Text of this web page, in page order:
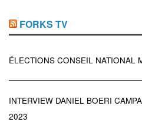
FORKS TV
ÉLECTIONS CONSEIL NATIONAL
INTERVIEW DANIEL BOERI
2023